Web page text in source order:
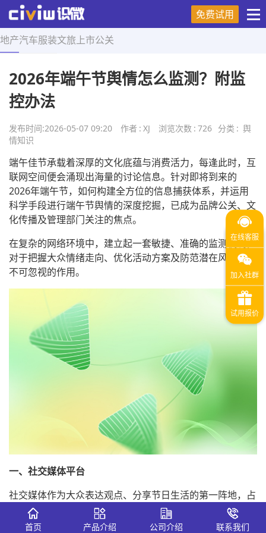
免费试用
地产汽车服装文旅 上市公关
首页 > 舆情知识 > 正文
2026年端午节舆情怎么监测？附监
控办法
发布时间:2026-05-07 09:20 作者 : XJ 浏览次数 : 726 分类 : 舆
情知识
端午佳节承载着深厚的文化底蕴与消费活力，每逢此时，互
联网空间便会涌现出海量的讨论信息。针对即将到来的
2026年端午节，如何构建全方位的信息捕获体系，并运用
科学手段进行端午节舆情的深度挖掘，已成为品牌公关、文
化传播及管理部门关注的焦点。
在复杂的网络环境中，建立起一套敏捷、准确的监测机制，
对于把握大众情绪走向、优化活动方案及防范潜在风险具有
不可忽视的作用。
一、社交媒体平台
社交媒体作为大众表达观点、分享节日生活的第一阵地，占
据了端午相关信息流的半壁江山。社交媒体、小红书、抖音
等平台不仅是话题的发酵池，更是观察社会心态的显微镜。
首页 产品介绍 公司介绍 联系我们